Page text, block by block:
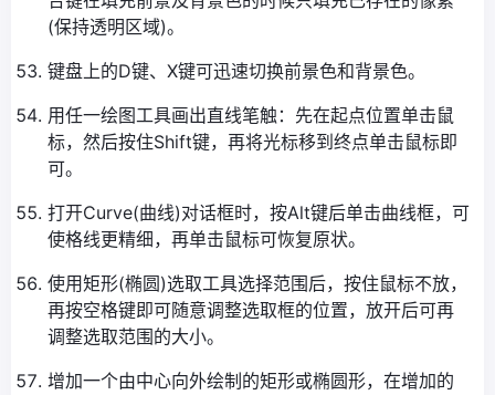
(保持透明区域)。
键盘上的D键、X键可迅速切换前景色和背景色。
用任一绘图工具画出直线笔触：先在起点位置单击鼠
标，然后按住Shift键，再将光标移到终点单击鼠标即
可。
打开Curve(曲线)对话框时，按Alt键后单击曲线框，可
使格线更精细，再单击鼠标可恢复原状。
使用矩形(椭圆)选取工具选择范围后，按住鼠标不放，
再按空格键即可随意调整选取框的位置，放开后可再
调整选取范围的大小。
增加一个由中心向外绘制的矩形或椭圆形，在增加的